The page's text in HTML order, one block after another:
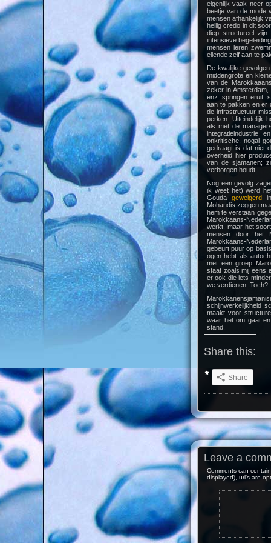
eigenlijk vaak neer
beetje van de mode
mensen afhankelijk
heilig credo in dit
diep structureel
intensieve
mensen leren
ellende zelf aan te
De kwalijke
middengrote en
van de
zeker in
enz. springen eruit;
aan te pakken en er
de infrastructuur
perken. Uiteindelijk
als met de
integratieindustrie
onkritische, nogal
gedraagt is dat niet
overheid hier
van de sjamanen;
verborgen houdt.
Nog een gevolg
ik weet het) werd
Gouda geweigerd
Mohandis zeggen
hem te verstaan
Marokkaans-
werkt, maar het
mensen door het
Marokkaans-
gebeurt puur op
ogen hebt als
met een groep
staat zoals mij eens
er ook die iets
we verdienen. Toch?
schijnwerkelijkheid
maakt voor
waar het om gaat
stand.
Share this:
Share
Leave a
Comments can
displayed), url's are